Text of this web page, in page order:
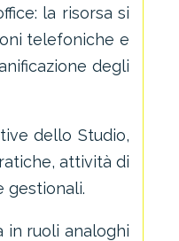
la risorsa si
telefoniche e
degli
dello Studio,
attività di
gestionali.
in ruoli analoghi